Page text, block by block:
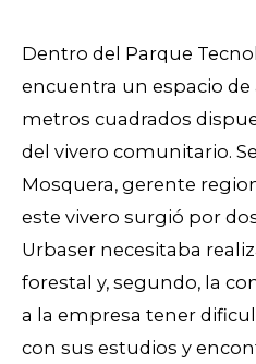
Dentro del Parque
encuentra un espacio de
metros cuadrados
del vivero comunitario.
Mosquera, gerente
este vivero surgió por
Urbaser necesitaba
forestal y, segundo, la
a la empresa tener
con sus estudios y